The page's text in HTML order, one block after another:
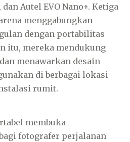
Autel EVO Nano+. Ketiga
menggabungkan
dengan portabilitas
itu, mereka mendukung
menawarkan desain
di berbagai lokasi
rumit.
membuka
fotografer perjalanan